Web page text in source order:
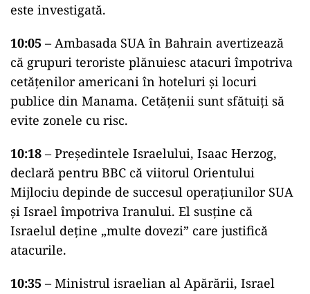
este investigată.
10:05 – Ambasada SUA în Bahrain avertizează
că grupuri teroriste plănuiesc atacuri împotriva
cetățenilor americani în hoteluri și locuri
publice din Manama. Cetățenii sunt sfătuiți să
evite zonele cu risc.
10:18 – Președintele Israelului, Isaac Herzog,
declară pentru BBC că viitorul Orientului
Mijlociu depinde de succesul operațiunilor SUA
și Israel împotriva Iranului. El susține că
Israelul deține „multe dovezi” care justifică
atacurile.
10:35 – Ministrul israelian al Apărării, Israel